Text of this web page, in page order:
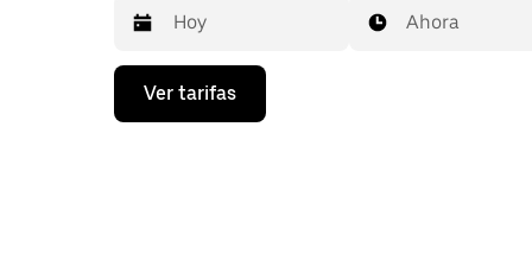
Presiona
flecha
Ahora
Ver tarifas